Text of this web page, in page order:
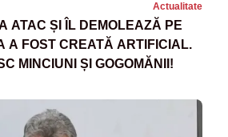
Actualitate
ATAC ȘI ÎL DEMOLEAZĂ PE
A FOST CREATĂ ARTIFICIAL.
MINCIUNI ȘI GOGOMĂNII!